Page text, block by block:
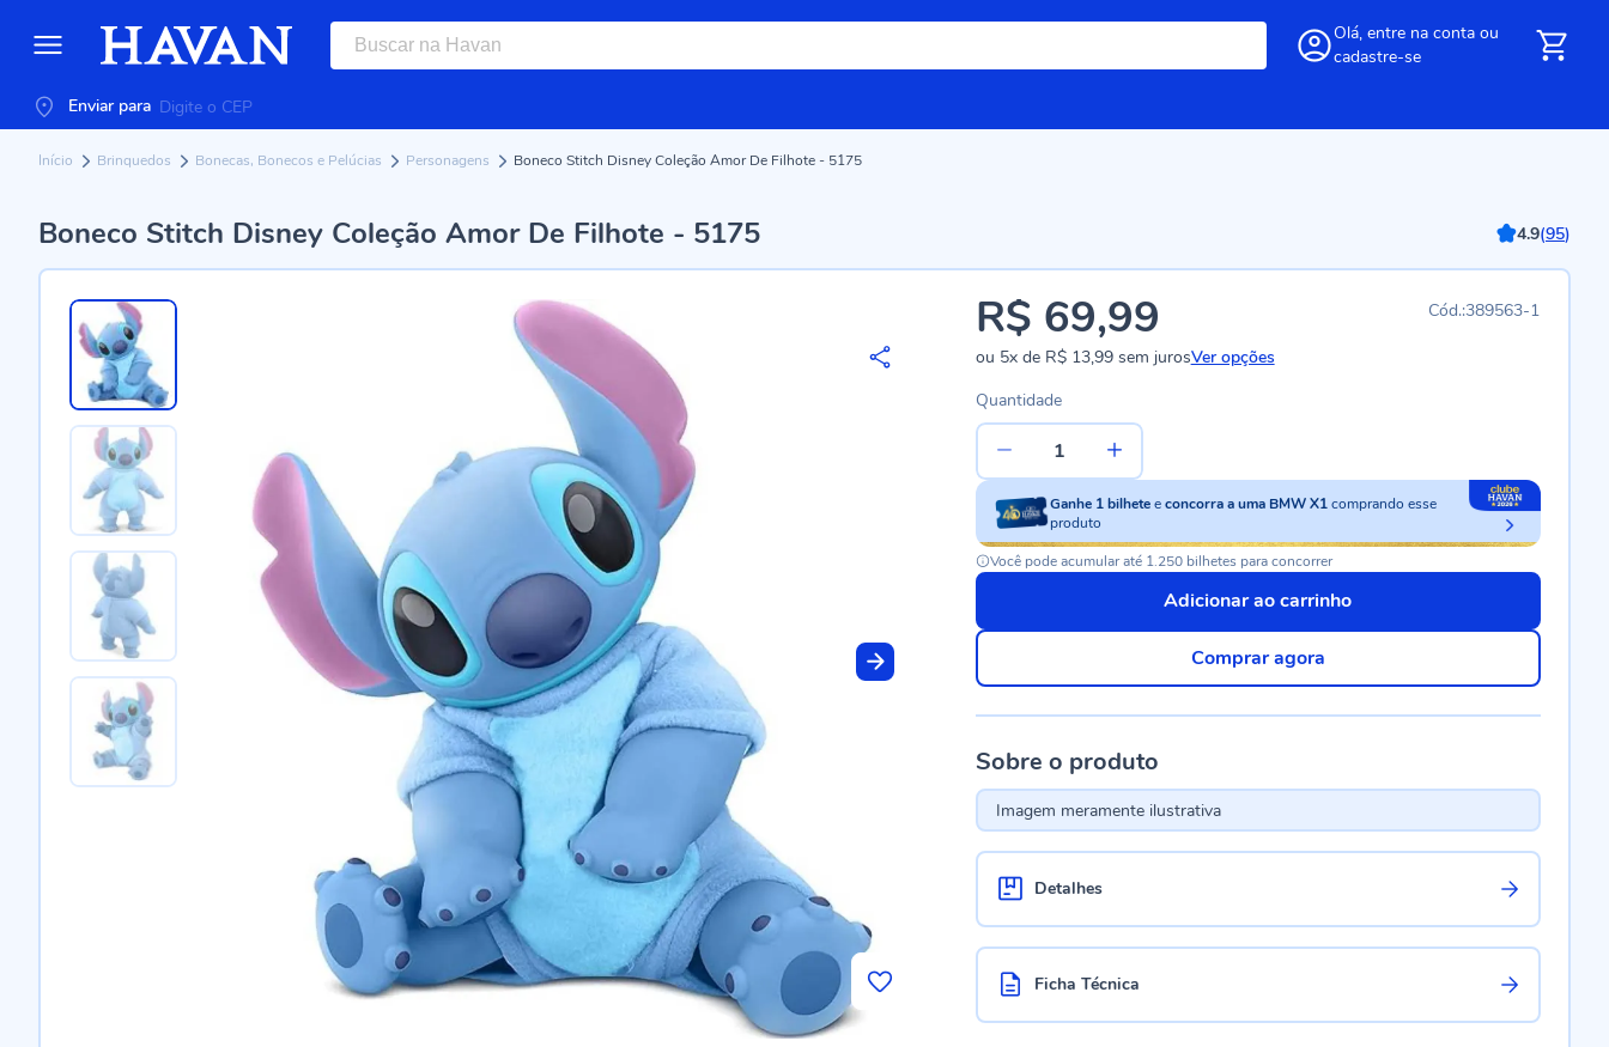
Olá, entre na conta ou
cadastre-se
Enviar para
Início Brinquedos Bonecas, Bonecos e Pelúcias Personagens Boneco Stitch Disney Coleção Amor De Filhote - 5175
Boneco Stitch Disney Coleção Amor De Filhote - 5175 4.9(95)
389563-1
R$ 69,99
ou 5xde R$ 13,99sem jurosVer opções
Quantidade
Ganhe 1 bilhete econcorra a uma BMW X1comprando esse
produto
Você pode acumular até 1.250 bilhetes para concorrer
Adicionar ao carrinho
Comprar agora
Sobre o produto
Imagem meramente ilustrativa
Detalhes
Ficha Técnica